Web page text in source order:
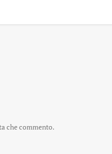
che commento.